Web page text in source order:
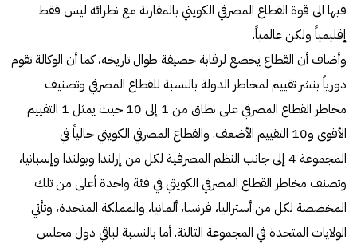
فيها الى قوة القطاع المصرفي الكويتي بالمقارنة مع نظرائه ليس فقط
إقليمياً ولكن عالمياً.
وأضاف أن القطاع يخضع لرقابة حصيفة طوال تاريخه، كما أن الوكالة تقوم
دورياً بنشر تقييم لمخاطر الدولة بالنسبة للقطاع المصرفي وتصنيف
مخاطر القطاع المصرفي على نطاق من 1 إلى 10 حيث يمثل 1 التقييم
الأقوى و10 التقييم الأضعف. والقطاع المصرفي الكويتي حالياً في
المجموعة 4 إلى جانب النظم المصرفية لكل من إرلندا وبولندا وإسبانيا،
وتصنف مخاطر القطاع المصرفي الكويتي في فئة واحدة أعلى من تلك
المخصصة لكل من أستراليا، فرنسا، ألمانيا، والمملكة المتحدة، وتأتي
الولايات المتحدة في المجموعة الثالثة. أما بالنسبة لباقي دول مجلس